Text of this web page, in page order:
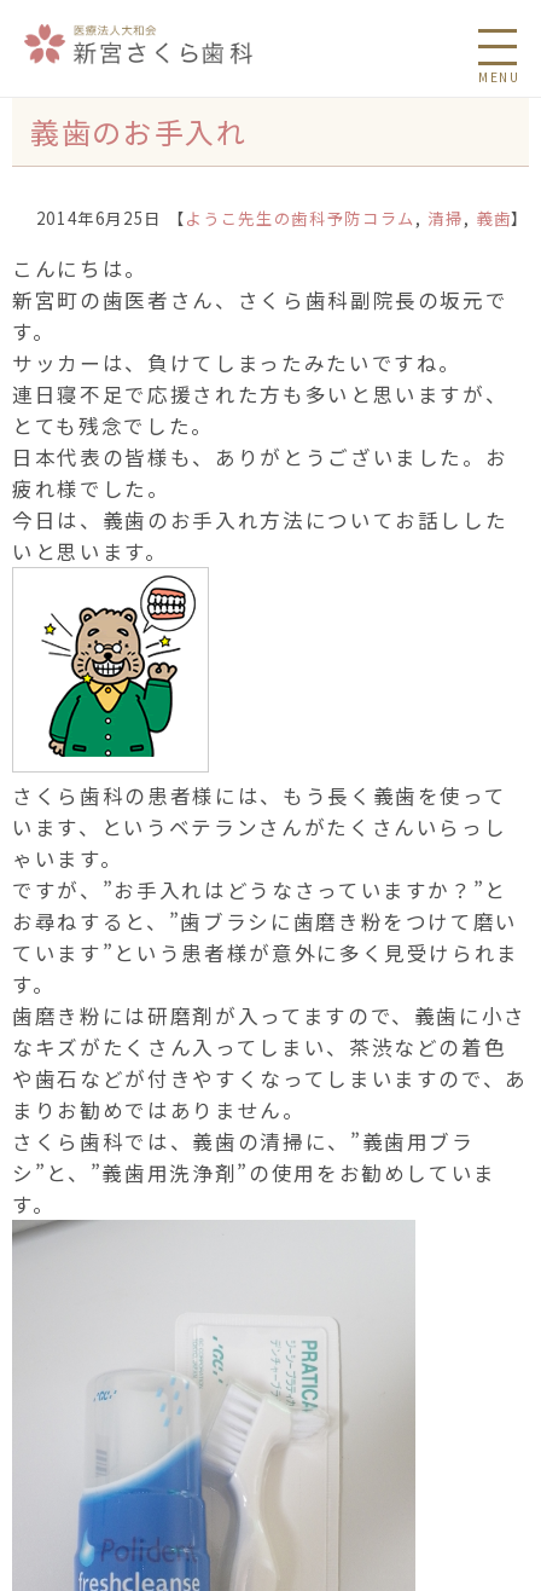
MENU
義歯のお手入れ
2014年6月25日 【ようこ先生の歯科予防コラム , 清掃, 義歯】
こんにちは。
新宮町の歯医者さん、さくら歯科副院長の坂元で
す。
サッカーは、負けてしまったみたいですね。
連日寝不足で応援された方も多いと思いますが、
とても残念でした。
日本代表の皆様も、ありがとうございました。お
疲れ様でした。
今日は、義歯のお手入れ方法についてお話しした
いと思います。
さくら歯科の患者様には、もう長く義歯を使って
います、というベテランさんがたくさんいらっし
ゃいます。
ですが、”お手入れはどうなさっていますか？”と
お尋ねすると、”歯ブラシに歯磨き粉をつけて磨い
ています”という患者様が意外に多く見受けられま
す。
歯磨き粉には研磨剤が入ってますので、義歯に小さ
なキズがたくさん入ってしまい、茶渋などの着色
や歯石などが付きやすくなってしまいますので、あ
まりお勧めではありません。
さくら歯科では、義歯の清掃に、”義歯用ブラ
シ”と、”義歯用洗浄剤”の使用をお勧めしていま
す。